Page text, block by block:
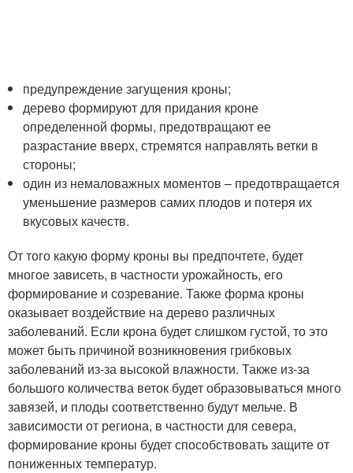
предупреждение загущения кроны;
дерево формируют для придания кроне
определенной формы, предотвращают ее
разрастание вверх, стремятся направлять ветки в
стороны;
один из немаловажных моментов – предотвращается
уменьшение размеров самих плодов и потеря их
вкусовых качеств.
От того какую форму кроны вы предпочтете, будет
многое зависеть, в частности урожайность, его
формирование и созревание. Также форма кроны
оказывает воздействие на дерево различных
заболеваний. Если крона будет слишком густой, то это
может быть причиной возникновения грибковых
заболеваний из-за высокой влажности. Также из-за
большого количества веток будет образовываться много
завязей, и плоды соответственно будут мельче. В
зависимости от региона, в частности для севера,
формирование кроны будет способствовать защите от
пониженных температур.